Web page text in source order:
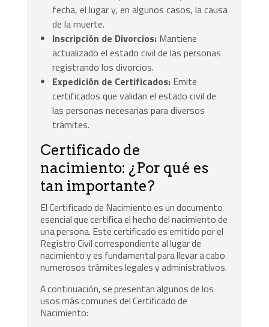
fecha, el lugar y, en algunos casos, la causa
de la muerte.
Inscripción de Divorcios: Mantiene
actualizado el estado civil de las personas
registrando los divorcios.
Expedición de Certificados: Emite
certificados que validan el estado civil de
las personas necesarias para diversos
trámites.
Certificado de
nacimiento: ¿Por qué es
tan importante?
El Certificado de Nacimiento es un documento
esencial que certifica el hecho del nacimiento de
una persona. Este certificado es emitido por el
Registro Civil correspondiente al lugar de
nacimiento y es fundamental para llevar a cabo
numerosos trámites legales y administrativos.
A continuación, se presentan algunos de los
usos más comunes del Certificado de
Nacimiento: